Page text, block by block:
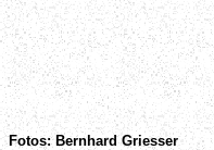
Fotos: Bernhard Griesser